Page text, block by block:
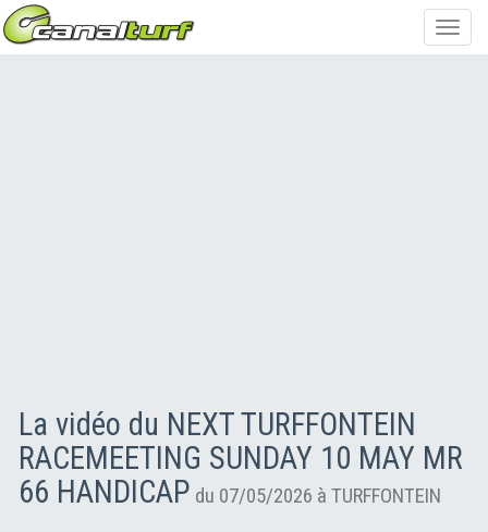
La vidéo du NEXT TURFFONTEIN
RACEMEETING SUNDAY 10 MAY MR
66 HANDICAP du 07/05/2026 à TURFFONTEIN